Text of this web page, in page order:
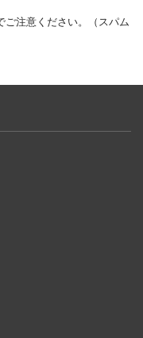
ご注意ください。（スパム